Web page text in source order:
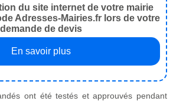
du site internet de votre mairie
Adresses-Mairies.fr lors de votre
demande de devis
En savoir plus
ont été testés et approuvés pendant